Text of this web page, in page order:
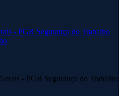
- PGR Segurança do Trabalho